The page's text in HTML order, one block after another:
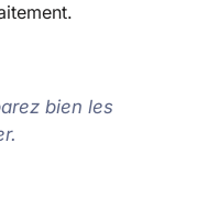
bien les